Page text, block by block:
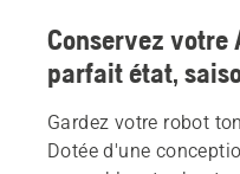
Conservez votre
parfait état,
Gardez votre robot
Dotée d'une